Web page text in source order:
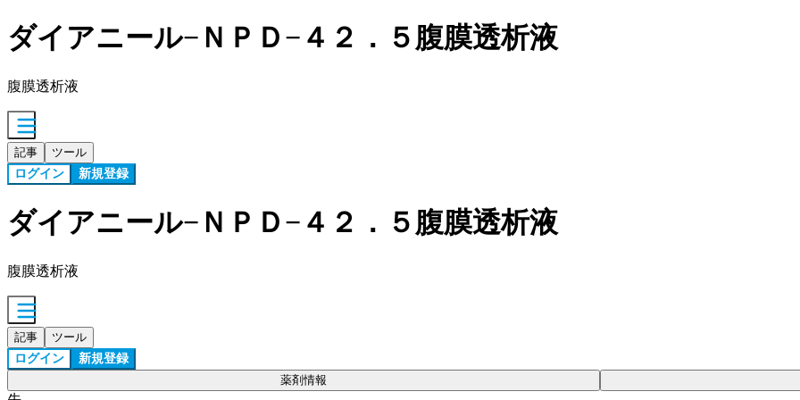
ダイアニール−ＮＰＤ−４２．５腹膜透析液
腹膜透析液
記事 ツール
ログイン 新規登録
ダイアニール−ＮＰＤ−４２．５腹膜透析液
腹膜透析液
記事 ツール
ログイン 新規登録
薬剤情報